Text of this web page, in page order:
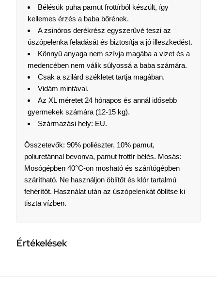
Bélésük puha pamut frottírból készült, így
kellemes érzés a baba bőrének.
A zsinóros derékrész egyszerűvé teszi az
úszópelenka feladását és biztosítja a jó illeszkedést.
Könnyű anyaga nem szívja magába a vizet és a
medencében nem válik súlyossá a baba számára.
Csak a szilárd székletet tartja magában.
Vidám mintával.
Az XL méretet 24 hónapos és annál idősebb
gyermekek számára (12-15 kg).
Származási hely: EU.
Összetevők: 90% poliészter, 10% pamut,
poliuretánnal bevonva, pamut frottír bélés. Mosás:
Mosógépben 40°C-on mosható és szárítógépben
szárítható. Ne használjon öblítőt és klór tartalmú
fehérítőt. Használat után az úszópelenkát öblítse ki
tiszta vízben.
Értékelések